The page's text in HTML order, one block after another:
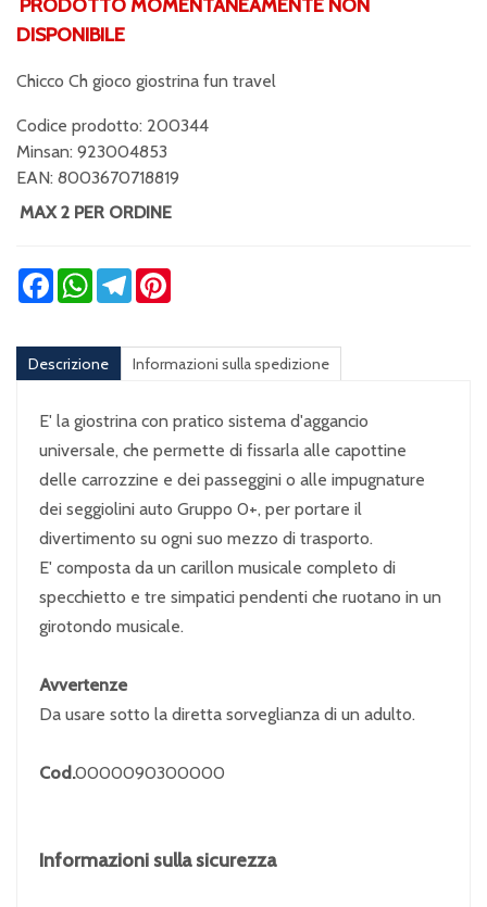
PRODOTTO MOMENTANEAMENTE NON
DISPONIBILE
Chicco Ch gioco giostrina fun travel
Codice prodotto: 200344
Minsan: 923004853
EAN: 8003670718819
MAX 2 PER ORDINE
FacebookWhatsApp
Telegram
Descrizione Informazioni sulla spedizione
E' la giostrina con pratico sistema d'aggancio
universale, che permette di fissarla alle capottine
delle carrozzine e dei passeggini o alle impugnature
dei seggiolini auto Gruppo 0+, per portare il
divertimento su ogni suo mezzo di trasporto.
E' composta da un carillon musicale completo di
specchietto e tre simpatici pendenti che ruotano in un
girotondo musicale.
Avvertenze
Da usare sotto la diretta sorveglianza di un adulto.
Cod.0000090300000
Informazioni sulla sicurezza